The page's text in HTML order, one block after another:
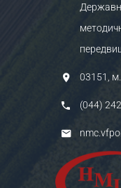
03151, м.
(044)